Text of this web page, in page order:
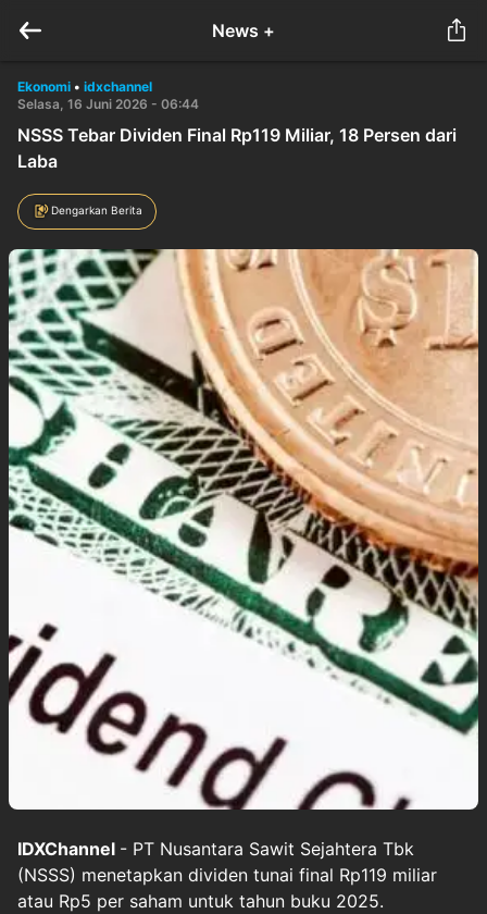
News +
Ekonomi • idxchannel
Selasa, 16 Juni 2026 - 06:44
NSSS Tebar Dividen Final Rp119 Miliar, 18 Persen dari
Laba
Dengarkan Berita
IDXChannel - PT Nusantara Sawit Sejahtera Tbk
(NSSS) menetapkan dividen tunai final Rp119 miliar
atau Rp5 per saham untuk tahun buku 2025.